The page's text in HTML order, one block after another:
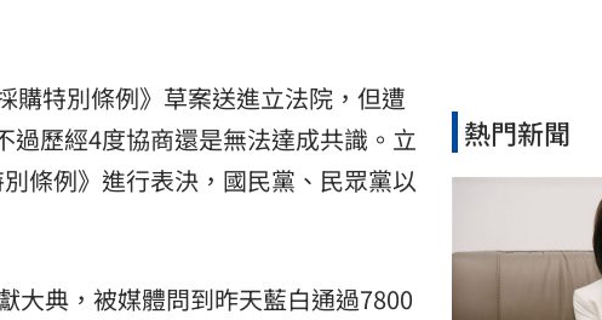
購特別條例》草案送進立法院，但遭
歷經4度協商還是無法達成共識。立
條例》進行表決，國民黨、民眾黨以
大典，被媒體問到昨天藍白通過7800
熱門新聞